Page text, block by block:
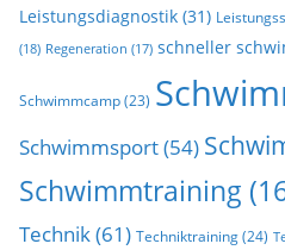
Leistungsdiagnostik (31)
(18) Regeneration (17) schneller
Schwimmcamp(23)
Schwimmsport(54)
Schwimmtraining
Technik(61) Techniktraining(24)